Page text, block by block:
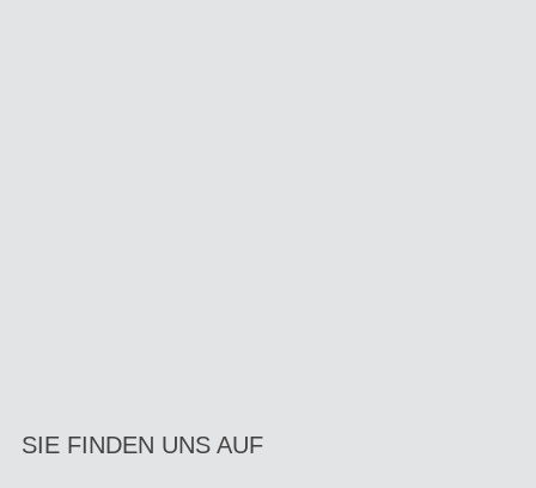
SIE FINDEN UNS AUF